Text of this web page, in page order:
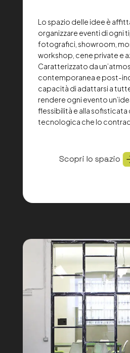
Lo spazio delle idee è
organizzare eventi di ogni
fotografici, showroom,
workshop, cene private e
Caratterizzato da
contemporanea e post-
capacità di adattarsi a
rendere ogni evento
flessibilità e alla
tecnologica che lo
Scopri lo spazio